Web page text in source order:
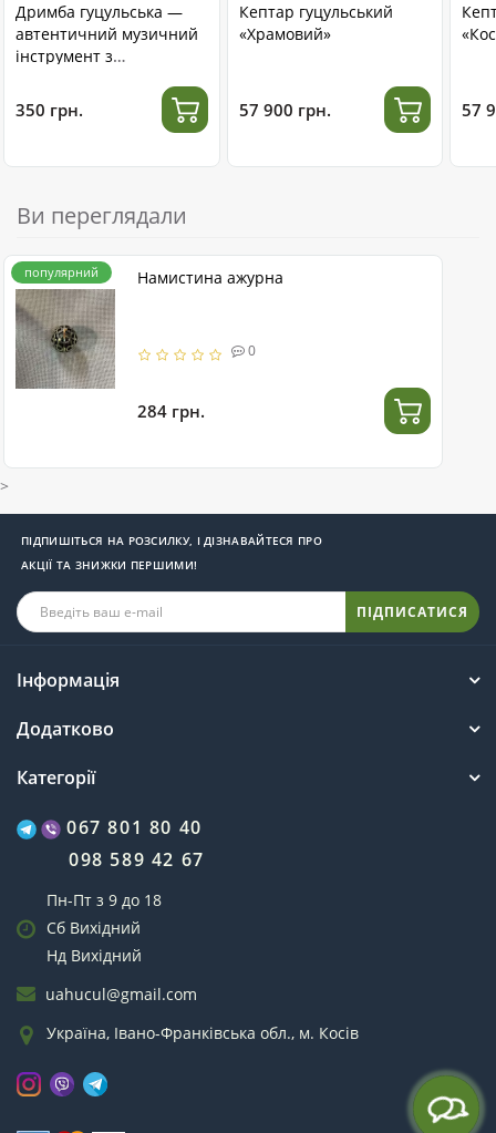
Дримба гуцульська —
автентичний музичний
інструмент з
350 грн.
Кептар гуцульський
«Храмовий»
57 900 грн. 57
Ви переглядали
популярний Намистина ажурна
0
284 грн.
>
ПІДПИШІТЬСЯ НА РОЗСИЛКУ, І ДІЗНАВАЙТЕСЯ ПРО
АКЦІЇ ТА ЗНИЖКИ ПЕРШИМИ!
ПІДПИСАТИСЯ
Інформація
Додатково
Категорії
067 801 80 40
098 589 42 67
Пн-Пт з 9 до 18
Сб Вихідний
Нд Вихідний
uahucul@gmail.com
Україна, Івано-Франківська обл., м. Косів